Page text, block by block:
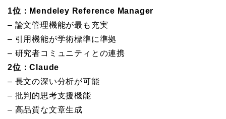
1位：Mendeley Reference Manager
– 論文管理機能が最も充実
– 引用機能が学術標準に準拠
– 研究者コミュニティとの連携
2位：Claude
– 長文の深い分析が可能
– 批判的思考支援機能
– 高品質な文章生成